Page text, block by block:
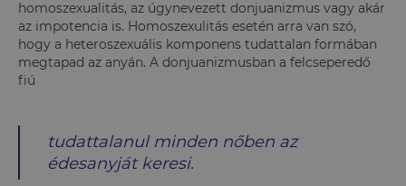
homoszexualitás, az úgynevezett donjuanizmus vagy akár
az impotencia is. Homoszexulitás esetén arra van szó,
hogy a heteroszexuális komponens tudattalan formában
megtapad az anyán. A donjuanizmusban a felcseperedő
fiú
tudattalanul minden nőben az
édesanyját keresi.